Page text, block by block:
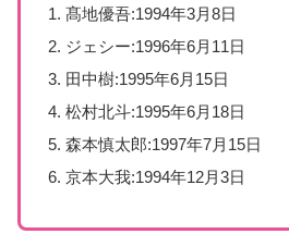
髙地優吾:1994年3月8日
ジェシー:1996年6月11日
田中樹:1995年6月15日
松村北斗:1995年6月18日
森本慎太郎:1997年7月15日
京本大我:1994年12月3日